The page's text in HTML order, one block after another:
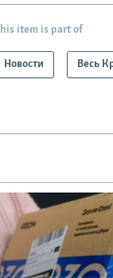
item is part of
Новости Весь